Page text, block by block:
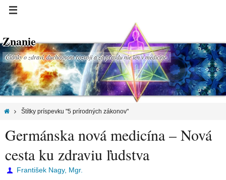
Znanie
Články o zdraví, duchovnom rozvoji a za pravdu nie len v medicíne.
Štítky príspevku "5 prírodných zákonov"
Germánska nová medicína – Nová
cesta ku zdraviu ľudstva
František Nagy, Mgr.